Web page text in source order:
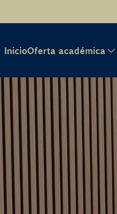
InicioOferta académica